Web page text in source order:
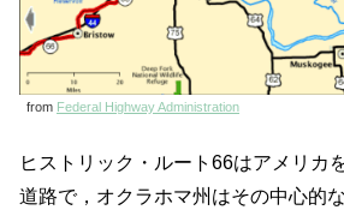
from Federal Highway Administration
ヒストリック・ルート66はアメリカ
道路で，オクラホマ州はその中心的